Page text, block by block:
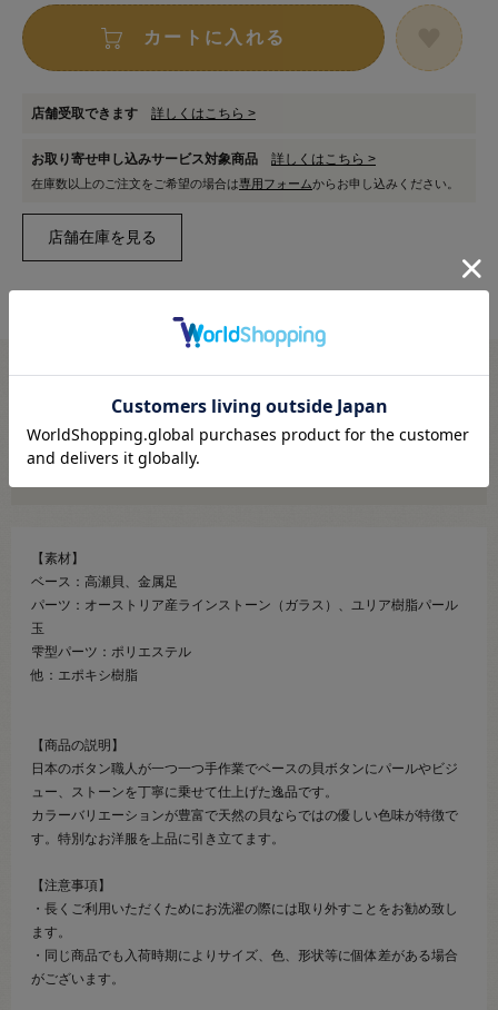
カートに入れる
店舗受取できます 詳しくはこちら >
お取り寄せ申し込みサービス対象商品 詳しくはこちら >
在庫数以上のご注文をご希望の場合は専用フォームからお申し込みください。
こちらより必ずご確認ください
【素材】
ベース：高瀬貝、金属足
パーツ：オーストリア産ラインストーン（ガラス）、ユリア樹脂パール
玉
雫型パーツ：ポリエステル
他：エポキシ樹脂
【商品の説明】
日本のボタン職人が一つ一つ手作業でベースの貝ボタンにパールやビジ
ュー、ストーンを丁寧に乗せて仕上げた逸品です。
カラーバリエーションが豊富で天然の貝ならではの優しい色味が特徴で
す。特別なお洋服を上品に引き立てます。
【注意事項】
・長くご利用いただくためにお洗濯の際には取り外すことをお勧め致し
ます。
・同じ商品でも入荷時期によりサイズ、色、形状等に個体差がある場合
がございます。